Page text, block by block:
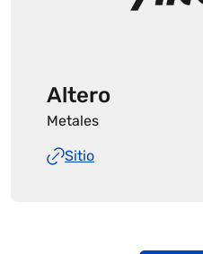
Altero
Metales
Sitio